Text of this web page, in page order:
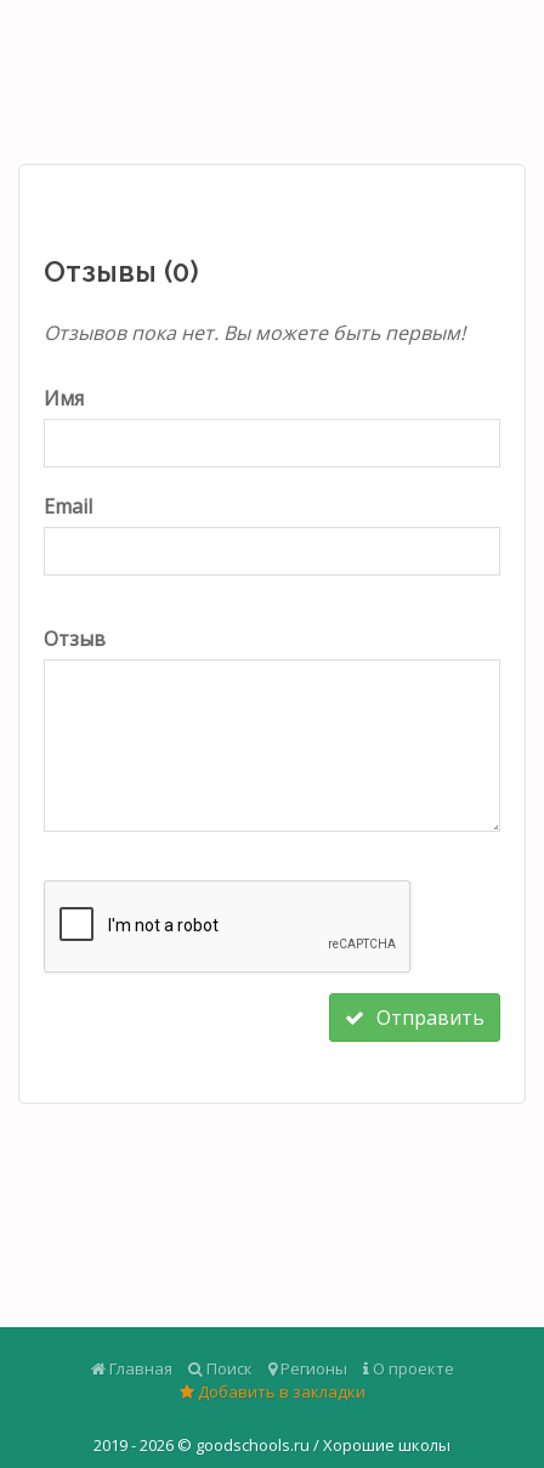
Отзывы (0)
Отзывов пока нет. Вы можете быть первым!
Имя
Email
Отзыв
Отправить
Главная Поиск Регионы
О проекте
Добавить в закладки
2019 - 2026 © goodschools.ru / Хорошие школы